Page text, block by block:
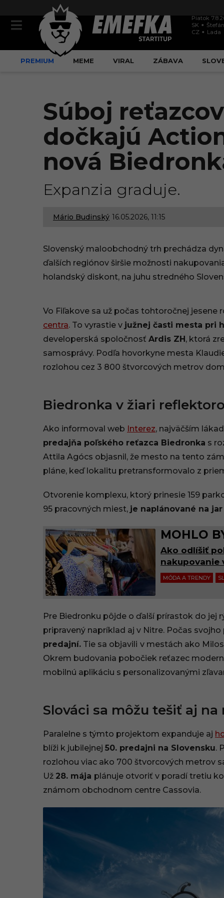
Piatok
SK
CZ
Lada
PREMIUM MEME VIRAL ZÁBAVA
Súboj
dočkajú
nová
Expanzia graduje.
Mário Budinský 16.05.2026, 11:15
1
0
2
0
1
0
1
Slovenský maloobchodný trh prechádza
ďalších regiónov širšie možnosti
holandský diskont, na juhu stredného
Vo Fiľakove sa už počas tohtoročnej
centra. To vyrastie v južnej časti mesta pri
developerská spoločnosť Ardis ZH, ktorá
samosprávy. Podľa hovorkyne mesta
rozlohou cez 3 800 štvorcových metrov
Biedronka v žiari
Ako informoval web Interez, najväčším
predajňa poľského reťazca Biedronka s
Attila Agócs objasnil, že mesto na tento
pláne, keď lokalitu pretransformovalo z
Otvorenie komplexu, ktorý prinesie 159
95 pracovných miest, je naplánované na
MOHLO
Ako odlíšiť
nakupovanie
MÓDA A TRENDY
Pre Biedronku pôjde o ďalší prírastok do jej
pripravený napríklad aj v Nitre. Počas
predajní. Tie sa objavili v mestách ako
Okrem budovania pobočiek reťazec
mobilnú aplikáciu s personalizovanými
Slováci sa môžu tešiť aj
Paralelne s týmto projektom expanduje aj
blíži k jubilejnej 50. predajni na Slovensku.
rozlohou viac ako 700 štvorcových metrov
Už 28. mája plánuje otvoriť v poradí tretiu
známom obchodnom centre Cassovia.